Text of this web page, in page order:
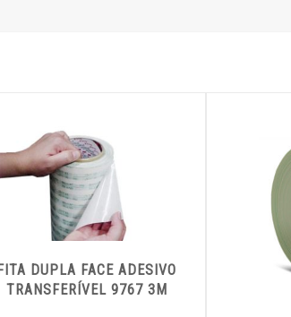
DUPLA FACE ADESIVO
TRANSFERÍVEL 9767 3M